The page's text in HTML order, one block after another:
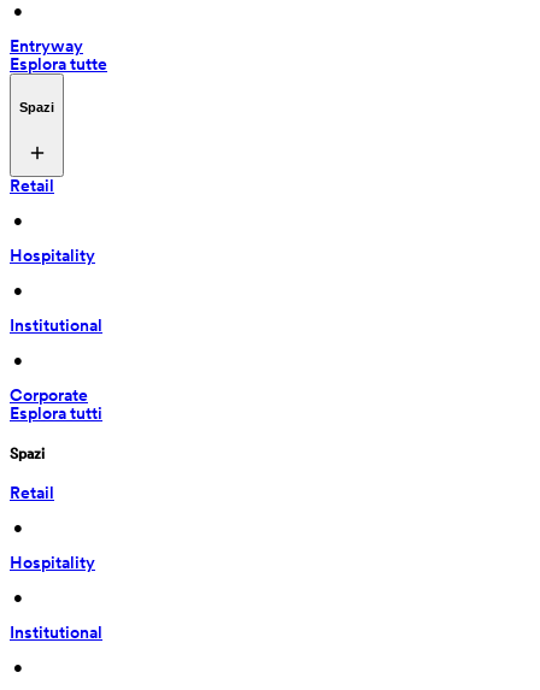
•
Entryway
Esplora tutte
Spazi
Retail
•
Hospitality
•
Institutional
•
Corporate
Esplora tutti
Spazi
Retail
•
Hospitality
•
Institutional
•